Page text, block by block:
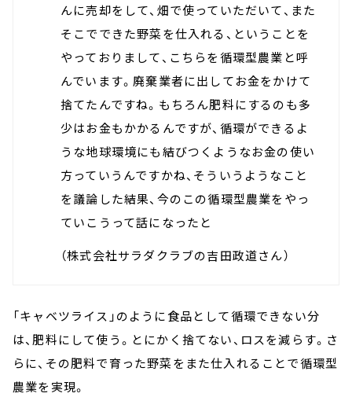
んに売却をして、畑で使っていただいて、また
そこでできた野菜を仕入れる、ということを
やっておりまして、こちらを循環型農業と呼
んでいます。廃棄業者に出してお金をかけて
捨てたんですね。もちろん肥料にするのも多
少はお金もかかるんですが、循環ができるよ
うな地球環境にも結びつくようなお金の使い
方っていうんですかね、そういうようなこと
を議論した結果、今のこの循環型農業をやっ
ていこうって話になったと
（株式会社サラダクラブの吉田政道さん）
「キャベツライス」のように食品として循環できない分
は、肥料にして使う。とにかく捨てない、ロスを減らす。さ
らに、その肥料で育った野菜をまた仕入れることで循環型
農業を実現。